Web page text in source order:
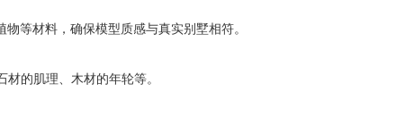
等材料，确保模型质感与真实别墅相符。
的肌理、木材的年轮等。